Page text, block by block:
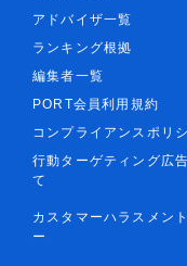
アドバイザ一覧
ランキング根拠
編集者一覧
PORT会員利用規約
コンプライアンスポリ
行動ターゲティング広
て
カスタマーハラスメン
ー